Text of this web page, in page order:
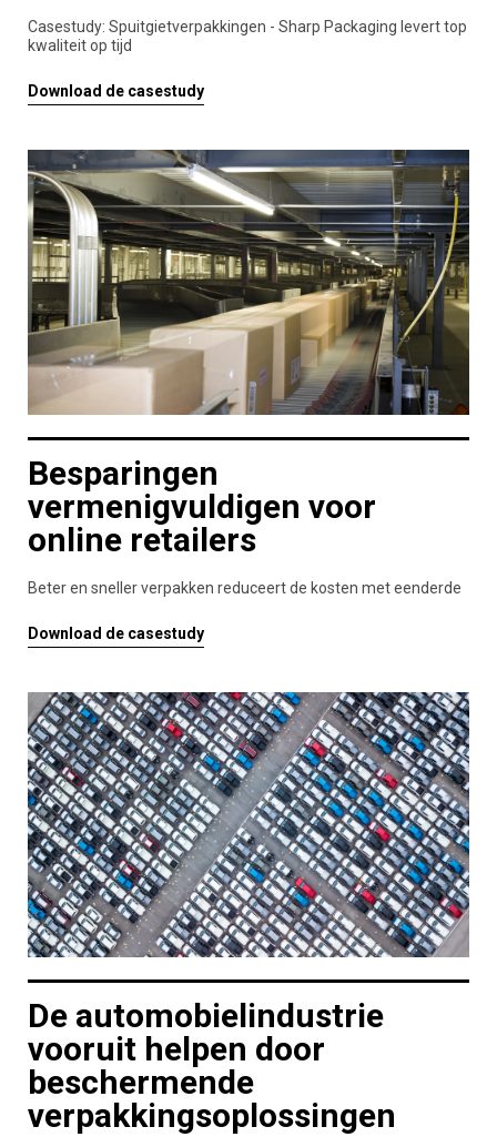
Casestudy: Spuitgietverpakkingen - Sharp Packaging levert top
kwaliteit op tijd
Download de casestudy
Besparingen
vermenigvuldigen voor
online retailers
Beter en sneller verpakken reduceert de kosten met eenderde
Download de casestudy
De automobielindustrie
vooruit helpen door
beschermende
verpakkingsoplossingen